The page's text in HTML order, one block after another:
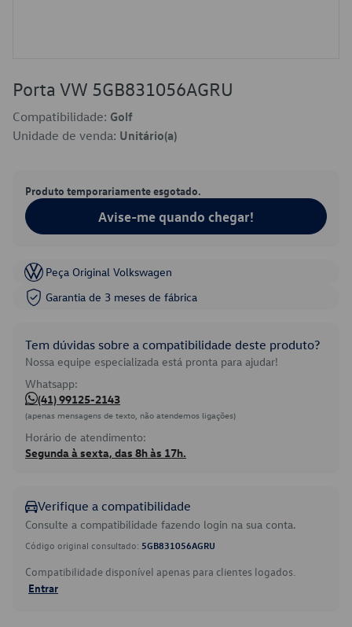
Porta VW 5GB831056AGRU
Compatibilidade: Golf
Unidade de venda: Unitário(a)
Produto temporariamente esgotado.
Avise-me quando chegar!
Peça Original Volkswagen
Garantia de 3 meses de fábrica
Tem dúvidas sobre a compatibilidade deste produto?
Nossa equipe especializada está pronta para ajudar!
Whatsapp:
(41) 99125-2143
(apenas mensagens de texto, não atendemos ligações)
Horário de atendimento:
Segunda à sexta, das 8h às 17h.
Verifique a compatibilidade
Consulte a compatibilidade fazendo login na sua conta.
Código original consultado: 5GB831056AGRU
Compatibilidade disponível apenas para clientes logados.
Entrar